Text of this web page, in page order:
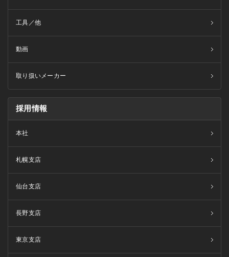
工具／他
動画
取り扱いメーカー
採用情報
本社
札幌支店
仙台支店
長野支店
東京支店